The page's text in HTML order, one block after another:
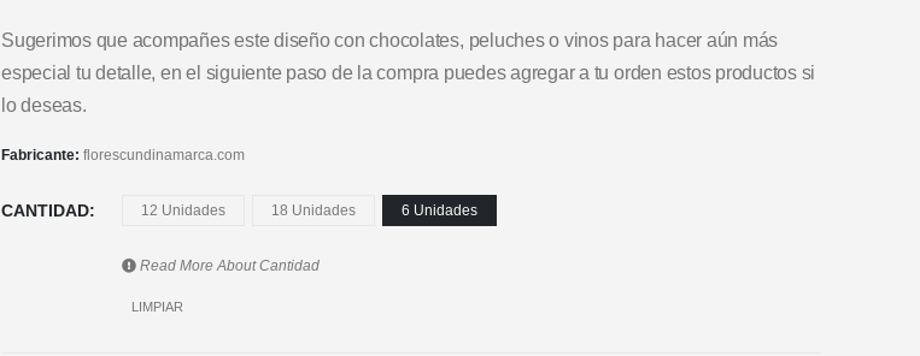
Sugerimos que acompañes este diseño con chocolates, peluches o vinos para hacer aún más
especial tu detalle, en el siguiente paso de la compra puedes agregar a tu orden estos productos si
lo deseas.
Fabricante: florescundinamarca.com
CANTIDAD 12 Unidades 18 Unidades 6 Unidades
Read More AboutCantidad
LIMPIAR